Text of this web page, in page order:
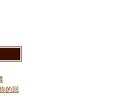
的回